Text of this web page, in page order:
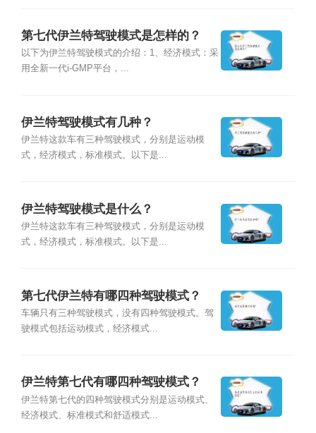
第七代伊兰特驾驶模式是怎样的？
以下为伊兰特驾驶模式的介绍：1、经济模式：采
用全新一代i-GMP平台，...
伊兰特驾驶模式有几种？
伊兰特这款车有三种驾驶模式，分别是运动模
式，经济模式，标准模式。以下是...
伊兰特驾驶模式是什么？
伊兰特这款车有三种驾驶模式，分别是运动模
式，经济模式，标准模式。以下是...
第七代伊兰特有哪四种驾驶模式？
车辆只有三种驾驶模式，没有四种驾驶模式。驾
驶模式包括运动模式，经济模式...
伊兰特第七代有哪四种驾驶模式？
伊兰特第七代的四种驾驶模式分别是运动模式、
经济模式、标准模式和舒适模式...